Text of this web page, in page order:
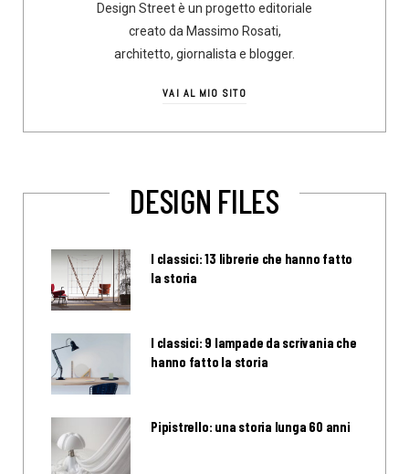
Design Street è un progetto editoriale
creato da Massimo Rosati,
architetto, giornalista e blogger.
VAI AL MIO SITO
DESIGN FILES
I classici: 13 librerie che hanno fatto
la storia
I classici: 9 lampade da scrivania che
hanno fatto la storia
Pipistrello: una storia lunga 60 anni